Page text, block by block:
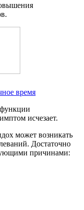
время
исчезает.
может возникать
Достаточно
причинами: